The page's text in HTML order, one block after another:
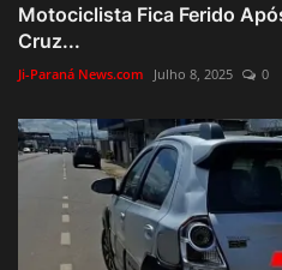
Motociclista Fica Ferido
Cruz...
Ji-Paraná News.com Julho 8, 2025 0